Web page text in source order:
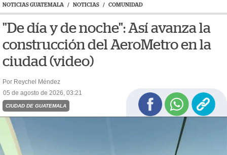
NOTICIAS GUATEMALA / NOTICIAS / COMUNIDAD
"De día y de noche": Así avanza la
construcción del AeroMetro en la
ciudad (video)
Por Reychel Méndez
05 de agosto de 2026, 03:21
CIUDAD DE GUATEMALA